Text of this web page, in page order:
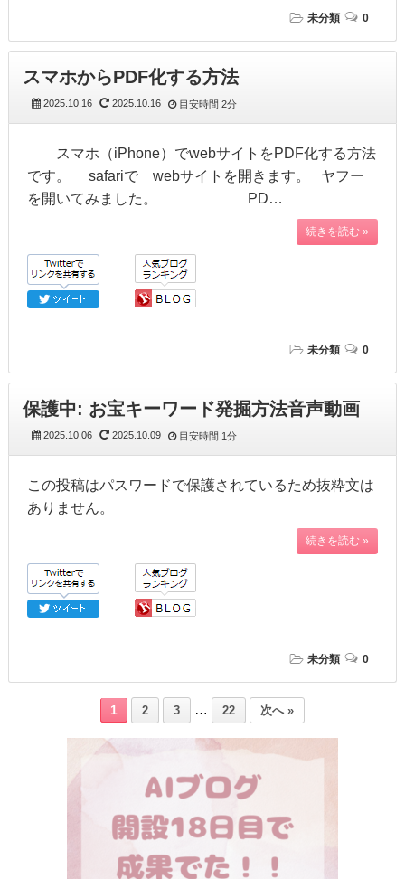
未分類 0
スマホからPDF化する方法
2025.10.16 2025.10.16 目安時間 2分
スマホ（iPhone）でwebサイトをPDF化する方法
です。 safariで webサイトを開きます。 ヤフー
を開いてみました。 PD…
続きを読む »
未分類 0
保護中: お宝キーワード発掘方法音声動画
2025.10.06 2025.10.09 目安時間 1分
この投稿はパスワードで保護されているため抜粋文は
ありません。
続きを読む »
未分類 0
1 2 3 … 22 次へ »